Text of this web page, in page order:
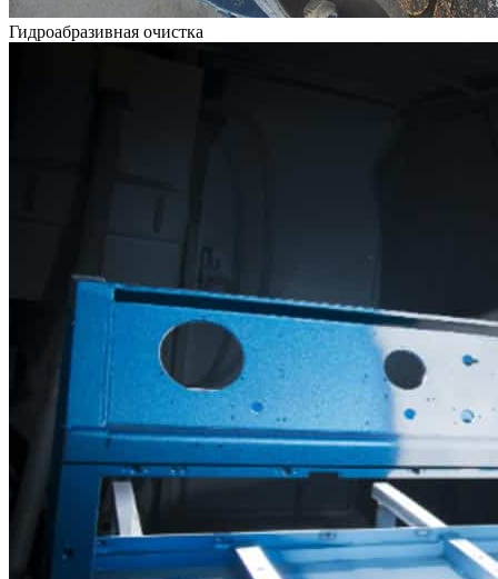
Гидроабразивная очистка